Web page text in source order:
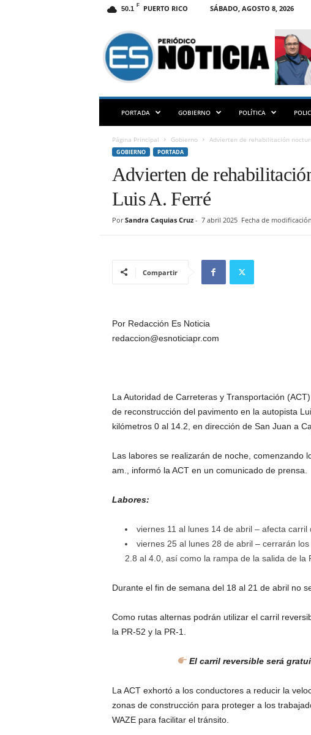
50.1 F PUERTO RICO SÁBADO, AGOSTO 8, 2026
S
N
O
PORTADA GOBIERNO POLÍTICA
Página Principal Gobierno Advierten de rehabilitación
GOBIERNO PORTADA
Advierten de
Luis A. Ferré
Por Sandra Caquias Cruz- 7 abril 2025 Fecha de
Compartir
Por Redacción Es Noticia
redaccion@esnoticiapr.com
La Autoridad de Carreteras y Transportación
de reconstrucción del pavimento en la autopista
kilómetros 0 al 14.2, en dirección de San Juan a
Las labores se realizarán de noche, comenzando
am., informó la ACT en un comunicado de prensa.
Labores:
viernes 11 al lunes 14 de abril – afecta carril
viernes 25 al lunes 28 de abril – cerrarán
2.8 al 4.0, así como la rampa de la salida de la
Durante el fin de semana del 18 al 21 de abril no
Como rutas alternas podrán utilizar el carril
la PR-52 y la PR-1.
El carril reversible será
La ACT exhortó a los conductores a reducir la
zonas de construcción para proteger a los
WAZE para facilitar el tránsito.